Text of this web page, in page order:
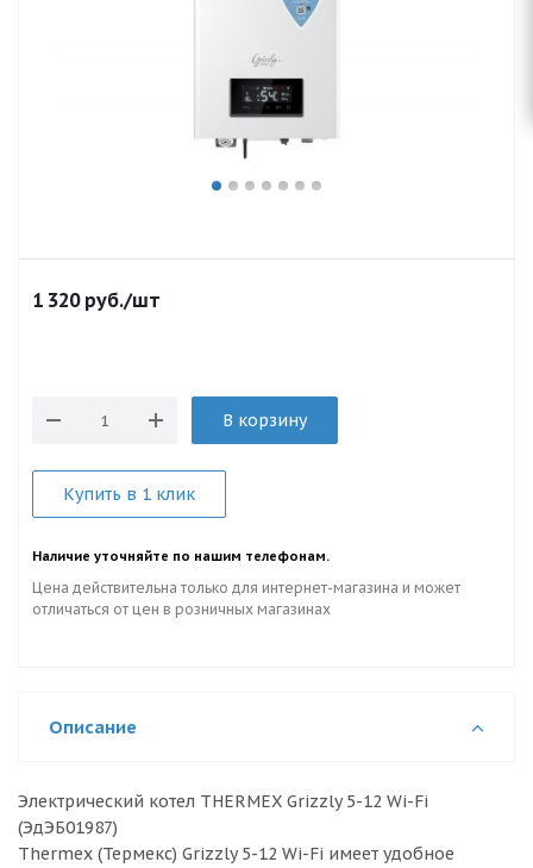
1 320руб./шт
В корзину
Купить в 1 клик
Наличие уточняйте по нашим телефонам.
Цена действительна только для интернет-магазина и может
отличаться от цен в розничных магазинах
Описание
Электрический котел THERMEX Grizzly 5-12 Wi-Fi
(ЭдЭБ01987)
Thermex (Термекс) Grizzly 5-12 Wi-Fi имеет удобное